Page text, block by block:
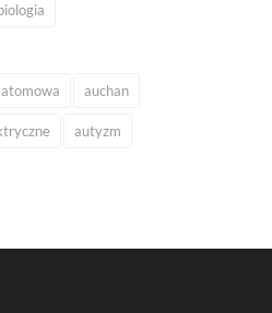
atomowa auchan
autyzm